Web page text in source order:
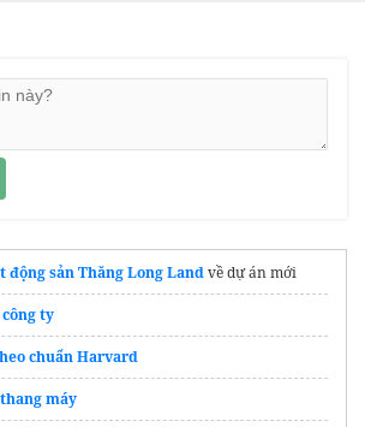
động sản Thăng Long Landvề dự án mới
ty
chuẩn Harvard
máy